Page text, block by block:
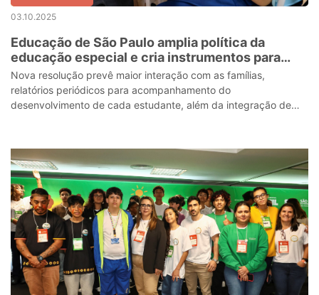
03.10.2025
Educação de São Paulo amplia política da
educação especial e cria instrumentos para
acompanhamento individualizado de
estudantes
Nova resolução prevê maior interação com as famílias,
relatórios periódicos para acompanhamento do
desenvolvimento de cada estudante, além da integração de